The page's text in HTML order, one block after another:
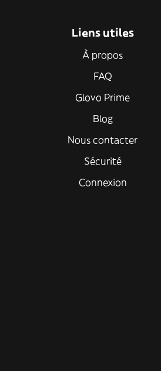
Liens utiles
À propos
FAQ
Glovo Prime
Blog
Nous contacter
Sécurité
Connexion